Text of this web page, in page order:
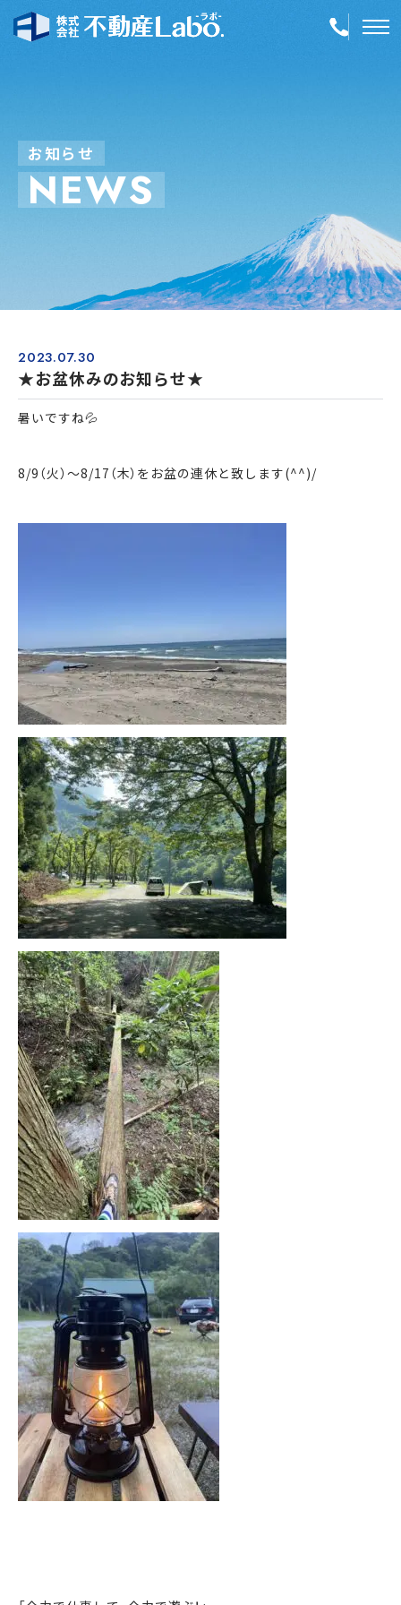
空き家再生
会社案内
店舗紹介
簡単！不動産査定
お問い合わせ・ご相談ください！
0120-41-1173
LINEでお問い合わせ
お知らせ
NEWS
2023.07.30
★お盆休みのお知らせ★
暑いですね💦
8/9（火）～8/17（木）をお盆の連休と致します(^^)/